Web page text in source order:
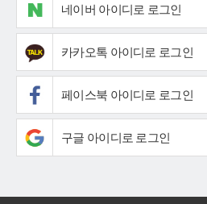
네이버 아이디로 로그인
카카오톡 아이디로 로그인
페이스북 아이디로 로그인
구글 아이디로 로그인